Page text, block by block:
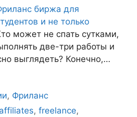
биржа для
и не только
может не спать сутками,
две-три работы и
выглядеть? Конечно,…
, Фриланс
,freelance,